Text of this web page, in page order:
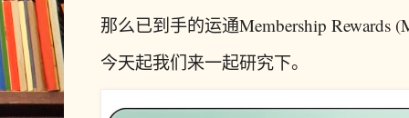
那么已到手的运通Membership Rewards
今天起我们来一起研究下。